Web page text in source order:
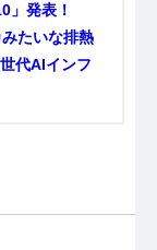
」発表！
たいな排熱
代AIインフ